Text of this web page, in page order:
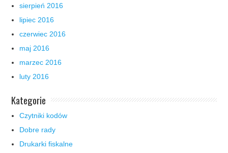
sierpień 2016
lipiec 2016
czerwiec 2016
maj 2016
marzec 2016
luty 2016
Kategorie
Czytniki kodów
Dobre rady
Drukarki fiskalne